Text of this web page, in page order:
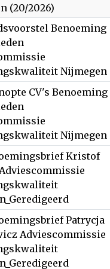
(20/2026)
Benoeming
Nijmegen
CV's Benoeming
Nijmegen
Kristof
Patrycja
Adviescommissie